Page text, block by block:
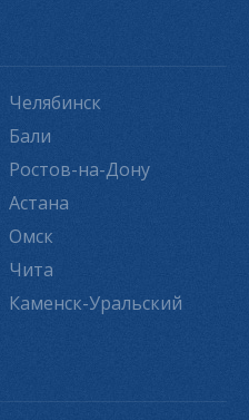
Челябинск
Бали
Ростов-на-Дону
Астана
Омск
Чита
Каменск-Уральский